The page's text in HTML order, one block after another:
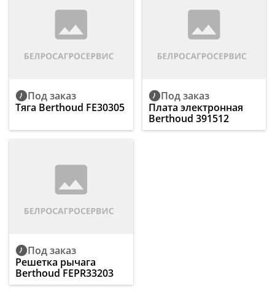
Под заказ
Тяга Berthoud FE30305
Под заказ
Плата электронная
Berthoud 391512
Под заказ
Решетка рычага
Berthoud FEPR33203